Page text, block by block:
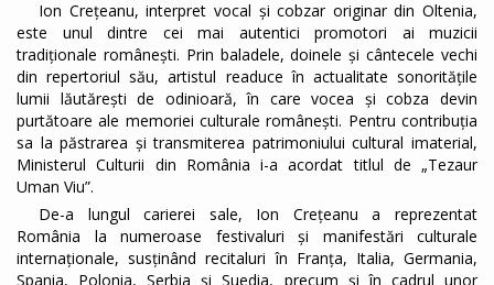
Ion Crețeanu, interpret vocal și cobzar originar din Oltenia,
este unul dintre cei mai autentici promotori ai muzicii
tradiționale românești. Prin baladele, doinele și cântecele vechi
din repertoriul său, artistul readuce în actualitate sonoritățile
lumii lăutărești de odinioară, în care vocea și cobza devin
purtătoare ale memoriei culturale românești. Pentru contribuția
sa la păstrarea și transmiterea patrimoniului cultural imaterial,
Ministerul Culturii din România i-a acordat titlul de „Tezaur
Uman Viu”.
De-a lungul carierei sale, Ion Crețeanu a reprezentat
România la numeroase festivaluri și manifestări culturale
internaționale, susținând recitaluri în Franța, Italia, Germania,
Spania, Polonia, Serbia și Suedia, precum și în cadrul unor